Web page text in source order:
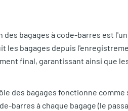
bagages à code-barres est
les bagages depuis
final, garantissant ainsi que
des bagages fonctionne
barres à chaque bagage (le